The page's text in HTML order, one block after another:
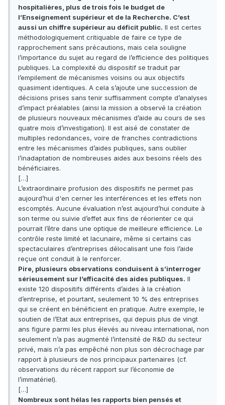
hospitalières, plus de trois fois le budget de
l’Enseignement supérieur et de la Recherche. C’est
aussi un chiffre supérieur au déficit public. Il est certes
méthodologiquement critiquable de faire ce type de
rapprochement sans précautions, mais cela souligne
l’importance du sujet au regard de l’efficience des politiques
publiques. La complexité du dispositif se traduit par
l’empilement de mécanismes voisins ou aux objectifs
quasiment identiques. A cela s’ajoute une succession de
décisions prises sans tenir suffisamment compte d’analyses
d’impact préalables (ainsi la mission a observé la création
de plusieurs nouveaux mécanismes d’aide au cours de ses
quatre mois d’investigation). Il est aisé de constater de
multiples redondances, voire de franches contradictions
entre les mécanismes d’aides publiques, sans oublier
l’inadaptation de nombreuses aides aux besoins réels des
bénéficiaires.
[…]
L’extraordinaire profusion des dispositifs ne permet pas
aujourd’hui d'en cerner les interférences et les effets non
escomptés. Aucune évaluation n’est aujourd’hui conduite à
son terme ou suivie d’effet aux fins de réorienter ce qui
pourrait l’être dans une optique de meilleure efficience. Le
contrôle reste limité et lacunaire, même si certains cas
spectaculaires d’entreprises délocalisant une fois l’aide
reçue ont conduit à le renforcer.
Pire, plusieurs observations conduisent à s’interroger
sérieusement sur l’efficacité des aides publiques. Il
existe 120 dispositifs différents d’aides à la création
d’entreprise, et pourtant, seulement 10 % des entreprises
qui se créent en bénéficient en pratique. Autre exemple, le
soutien de l’Etat aux entreprises, qui depuis plus de vingt
ans figure parmi les plus élevés au niveau international, non
seulement n’a pas augmenté l’intensité de R&D du secteur
privé, mais n’a pas empêché non plus son décrochage par
rapport à plusieurs de nos principaux partenaires (cf.
observations du récent rapport sur l’économie de
l’immatériel).
[…]
Nombreux sont hélas les rapports bien pensés et